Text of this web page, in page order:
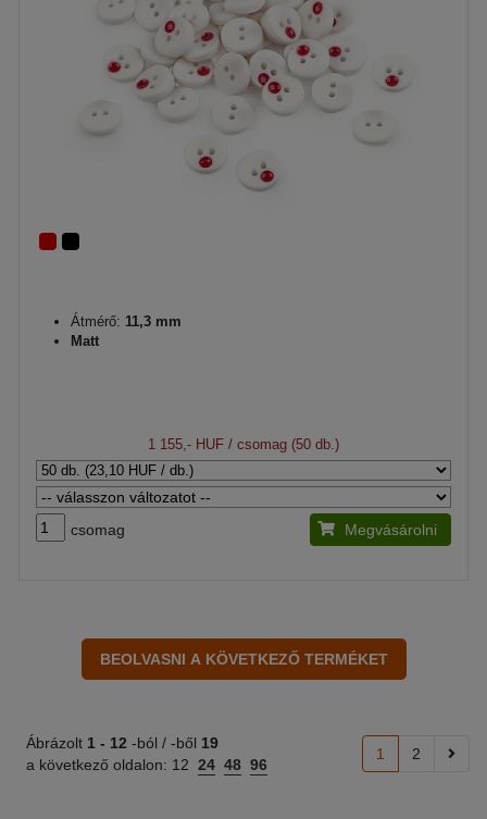
Átmérő: 11,3 mm
Matt
1 155,- HUF / csomag (50 db.)
csomag Megvásárolni
Ábrázolt 1 - 12 -ból / -ből 19
a következő oldalon: 12 24 48 96
1 2